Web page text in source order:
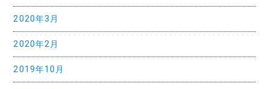
2020年3月
2020年2月
2019年10月